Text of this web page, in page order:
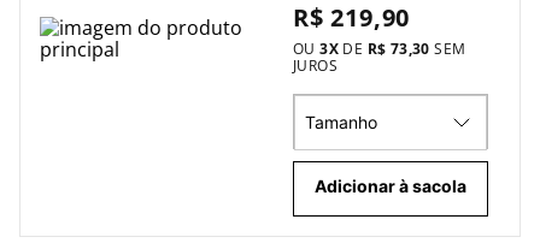
R$ 219,90
OU 3X DE R$ 73,30 SEM
JUROS
Tamanho
Adicionar à sacola